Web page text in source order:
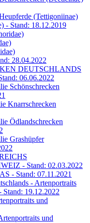
(Tettigoniinae)
- Stand: 18.12.2019
28.04.2022
DEUTSCHLANDS
06.06.2022
Schönschrecken
Knarrschrecken
Ödlandschrecken
Grashüpfer
- Stand: 02.03.2022
- Stand: 07.11.2021
- Artenportraits
19.12.2022
und
und